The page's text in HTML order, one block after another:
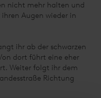
nicht mehr halten und
ihren Augen wieder in
ihr ab der schwarzen
dort führt eine eher
Weiter folgt ihr dem
Richtung